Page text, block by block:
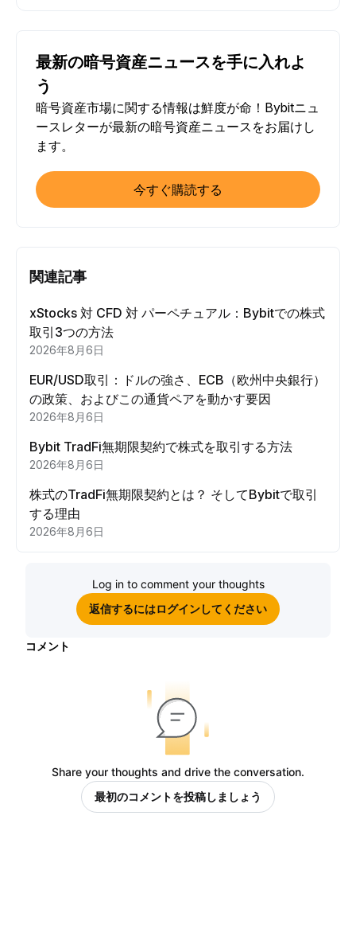
最新の暗号資産ニュースを手に入れよ
う
暗号資産市場に関する情報は鮮度が命！Bybitニュ
ースレターが最新の暗号資産ニュースをお届けし
ます。
今すぐ購読する
関連記事
xStocks 対 CFD 対 パーペチュアル：Bybitでの株式
取引3つの方法
2026年8月6日
EUR/USD取引：ドルの強さ、ECB（欧州中央銀行）
の政策、およびこの通貨ペアを動かす要因
2026年8月6日
Bybit TradFi無期限契約で株式を取引する方法
2026年8月6日
株式のTradFi無期限契約とは？ そしてBybitで取引
する理由
2026年8月6日
Log in to comment your thoughts
返信するにはログインしてください
コメント
Share your thoughts and drive the conversation.
最初のコメントを投稿しましょう